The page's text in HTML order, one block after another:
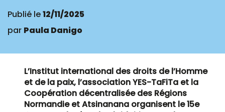
Publié le12/11/2025
par Paula Danigo
L’Institut international des droits de l’Homme
et de la paix, l’association YES-TaFiTa et la
Coopération décentralisée des Régions
Normandie et Atsinanana organisent le 15e